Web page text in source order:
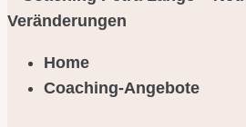
Home
Coaching-Angebote